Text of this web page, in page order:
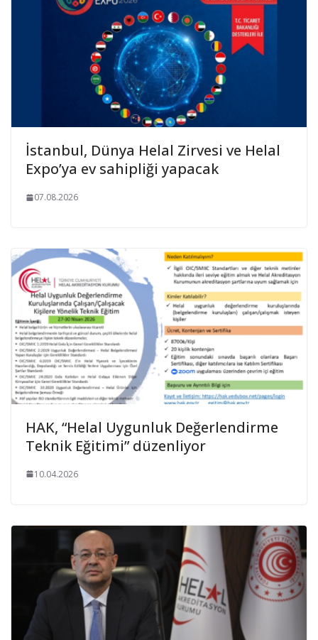
İstanbul, Dünya Helal Zirvesi ve Helal
Expo’ya ev sahipliği yapacak
07.08.2026
HAK, “Helal Uygunluk Değerlendirme
Teknik Eğitimi” düzenliyor
10.04.2026